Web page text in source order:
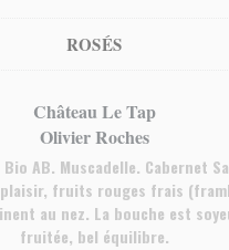
ROSÉS
Château Le Tap
Olivier Roches
Bio AB. Muscadelle. Cabernet
fruits rouges frais
au nez. La bouche est
fruitée, bel équilibre.